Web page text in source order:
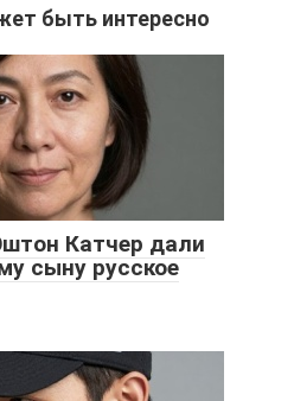
быть интересно
Катчер дали
сыну русское